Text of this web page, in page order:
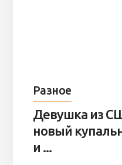
Разное
Девушка из
новый
и ...